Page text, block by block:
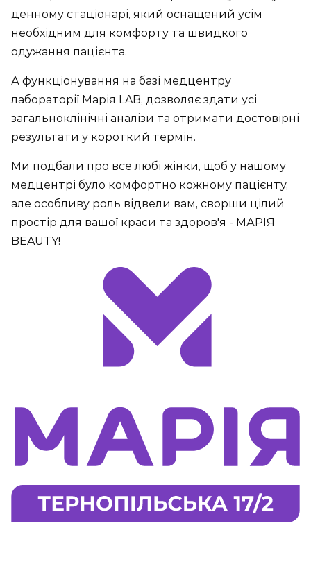
денному стаціонарі, який оснащений усім
необхідним для комфорту та швидкого
одужання пацієнта.
А функціонування на базі медцентру
лабораторії Марія LAB, дозволяє здати усі
загальноклінічні аналізи та отримати достовірні
результати у короткий термін.
Ми подбали про все любі жінки, щоб у нашому
медцентрі було комфортно кожному пацієнту,
але особливу роль відвели вам, сворши цілий
простір для вашої краси та здоров'я - МАРІЯ
BEAUTY!